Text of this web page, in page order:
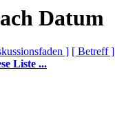
Datum
] [ Betreff ]
Liste ...